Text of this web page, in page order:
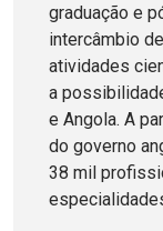
graduação e
intercâmbio
atividades
a
e Angola. A
do governo
38 mil